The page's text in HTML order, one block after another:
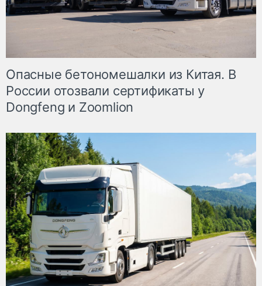
Опасные бетономешалки из Китая. В
России отозвали сертификаты у
Dongfeng и Zoomlion